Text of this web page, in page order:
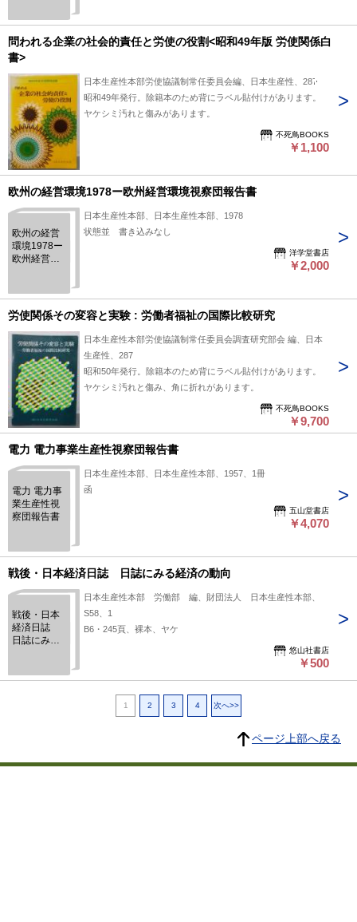
問われる企業の社会的責任と労使の役割<昭和49年版 労使関係白
書>
日本生産性本部労使協議制常任委員会編、日本生産性、287
昭和49年発行。除籍本のため背にラベル貼付けがあります。
ヤケシミ汚れと傷みがあります。
不死鳥BOOKS
￥1,100
欧州の経営環境1978ー欧州経営環境視察団報告書
欧州の経営
環境1978ー
欧州経営環
日本生産性本部、日本生産性本部、1978
状態並 書き込みなし
洋学堂書店
￥2,000
労使関係その変容と実験 : 労働者福祉の国際比較研究
日本生産性本部労使協議制常任委員会調査研究部会 編、日本
生産性、287
昭和50年発行。除籍本のため背にラベル貼付けがあります。
ヤケシミ汚れと傷み、角に折れがあります。
不死鳥BOOKS
￥9,700
電力 電力事業生産性視察団報告書
電力 電力事
業生産性視
察団報告書
日本生産性本部、日本生産性本部、1957、1冊
函
五山堂書店
￥4,070
戦後・日本経済日誌 日誌にみる経済の動向
戦後・日本
経済日誌
日誌にみる
日本生産性本部 労働部 編、財団法人 日本生産性本部、
S58、1
B6・245頁、裸本、ヤケ
悠山社書店
￥500
1 2 3 4 次へ>>
ページ上部へ戻る